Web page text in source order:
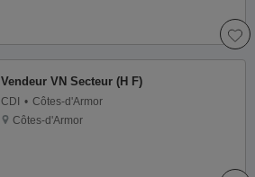
Vendeur VN Secteur (H F)
CDI
Côtes-d'Armor
Côtes-d'Armor